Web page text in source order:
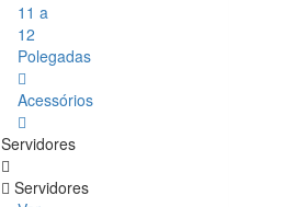
11 a
12
Polegadas
Acessórios
Servidores
Servidores